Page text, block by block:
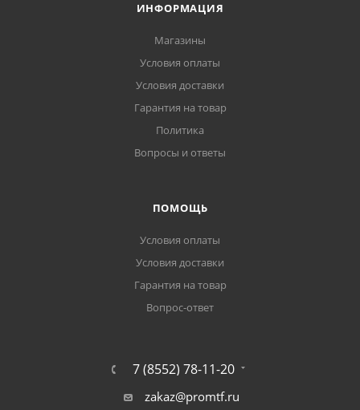
ИНФОРМАЦИЯ
Магазины
Условия оплаты
Условия доставки
Гарантия на товар
Политика
Вопросы и ответы
ПОМОЩЬ
Условия оплаты
Условия доставки
Гарантия на товар
Вопрос-ответ
7 (8552) 78-11-20
zakaz@promtf.ru